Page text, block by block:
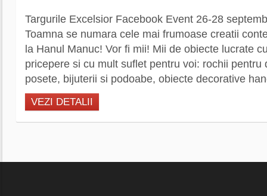
Targurile Excelsior Facebook Event 26-28
Toamna se numara cele mai frumoase creatii
la Hanul Manuc! Vor fi mii! Mii de obiecte lucrate
pricepere si cu mult suflet pentru voi: rochii pentru
posete, bijuterii si podoabe, obiecte decorative
VEZI DETALII